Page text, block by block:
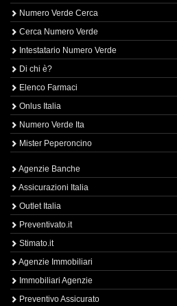
Numero Verde Cerca
Cerca Numero Verde
Intestatario Numero Verde
Di chi è?
Elenco Farmaci
Onlus Italia
Numero Verde Ita
Mister Peperoncino
Agenzie Banche
Assicurazioni Italia
Outlet Italia
Preventivato.it
Stimato.it
Agenzie Immobiliari
Immobiliari Agenzie
Preventivo Assicurato